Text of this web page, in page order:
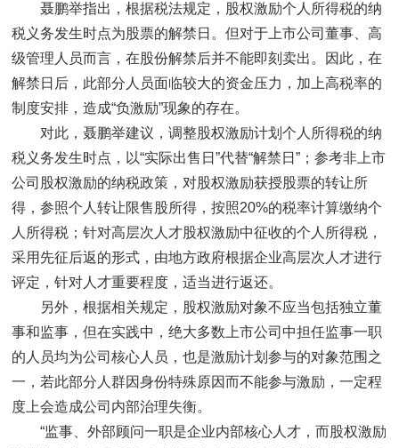
聂鹏举指出，根据税法规定，股权激励个人所得税的纳
税义务发生时点为股票的解禁日。但对于上市公司董事、高
级管理人员而言，在股份解禁后并不能即刻卖出。因此，在
解禁日后，此部分人员面临较大的资金压力，加上高税率的
制度安排，造成“负激励”现象的存在。
对此，聂鹏举建议，调整股权激励计划个人所得税的纳
税义务发生时点，以“实际出售日”代替“解禁日”；参考非上市
公司股权激励的纳税政策，对股权激励获授股票的转让所
得，参照个人转让限售股所得，按照20%的税率计算缴纳个
人所得税；针对高层次人才股权激励中征收的个人所得税，
采用先征后返的形式，由地方政府根据企业高层次人才进行
评定，针对人才重要程度，适当进行返还。
另外，根据相关规定，股权激励对象不应当包括独立董
事和监事，但在实践中，绝大多数上市公司中担任监事一职
的人员均为公司核心人员，也是激励计划参与的对象范围之
一，若此部分人群因身份特殊原因而不能参与激励，一定程
度上会造成公司内部治理失衡。
“监事、外部顾问一职是企业内部核心人才，而股权激励